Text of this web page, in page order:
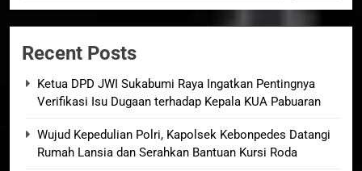
Recent Posts
Ketua DPD JWI Sukabumi Raya Ingatkan Pentingnya
Verifikasi Isu Dugaan terhadap Kepala KUA Pabuaran
Wujud Kepedulian Polri, Kapolsek Kebonpedes Datangi
Rumah Lansia dan Serahkan Bantuan Kursi Roda